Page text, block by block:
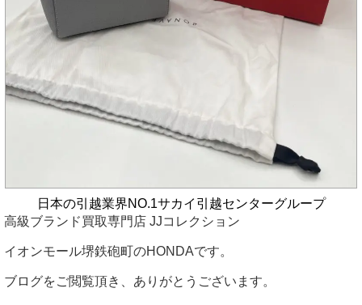
日本の引越業界NO.1サカイ引越センターグループ
高級ブランド買取専門店 JJコレクション
イオンモール堺鉄砲町のHONDAです。
ブログをご閲覧頂き、ありがとうございます。